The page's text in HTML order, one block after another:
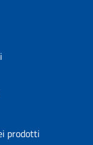
prodotti